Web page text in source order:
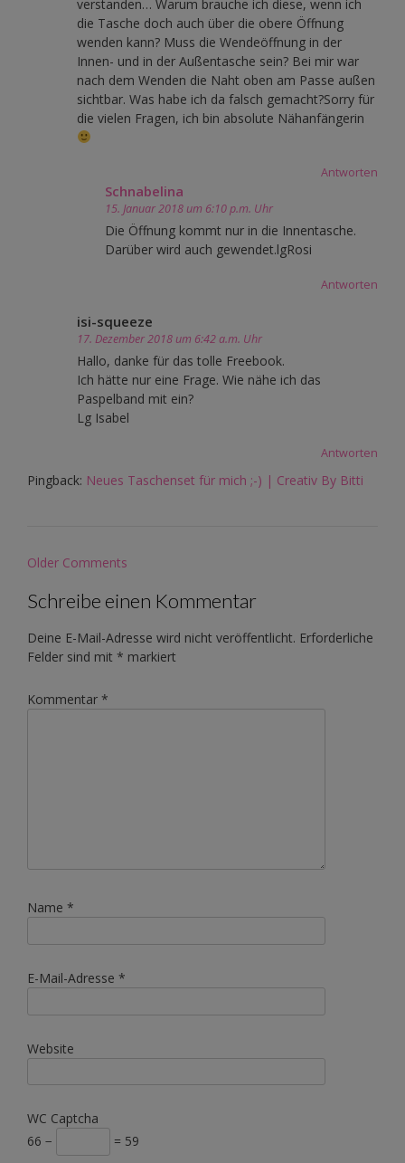
verstanden… Warum brauche ich diese, wenn ich
die Tasche doch auch über die obere Öffnung
wenden kann? Muss die Wendeöffnung in der
Innen- und in der Außentasche sein? Bei mir war
nach dem Wenden die Naht oben am Passe außen
sichtbar. Was habe ich da falsch gemacht?Sorry für
die vielen Fragen, ich bin absolute Nähanfängerin
Antworten
Schnabelina
15. Januar 2018 um 6:10 p.m. Uhr
Die Öffnung kommt nur in die Innentasche.
Darüber wird auch gewendet.lgRosi
Antworten
isi-squeeze
17. Dezember 2018 um 6:42 a.m. Uhr
Hallo, danke für das tolle Freebook.
Ich hätte nur eine Frage. Wie nähe ich das
Paspelband mit ein?
Lg Isabel
Antworten
Pingback: Neues Taschenset für mich ;-) | Creativ By Bitti
Comment
navigation
Older Comments
Schreibe einen Kommentar
Deine E-Mail-Adresse wird nicht veröffentlicht. Erforderliche
Felder sind mit * markiert
Kommentar *
Name *
E-Mail-Adresse *
Website
WC Captcha
66 −
= 59